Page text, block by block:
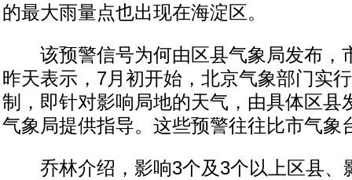
的最大雨量点也出现在海淀区。
该预警信号为何由区县气象局发布，
昨天表示，7月初开始，北京气象部门实
制，即针对影响局地的天气，由具体区县
气象局提供指导。这些预警往往比市气象
乔林介绍，影响3个及3个以上区县、